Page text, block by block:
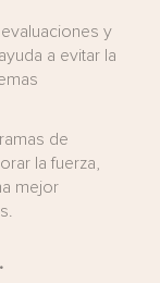
y
a evitar la
de
la fuerza,
mejor